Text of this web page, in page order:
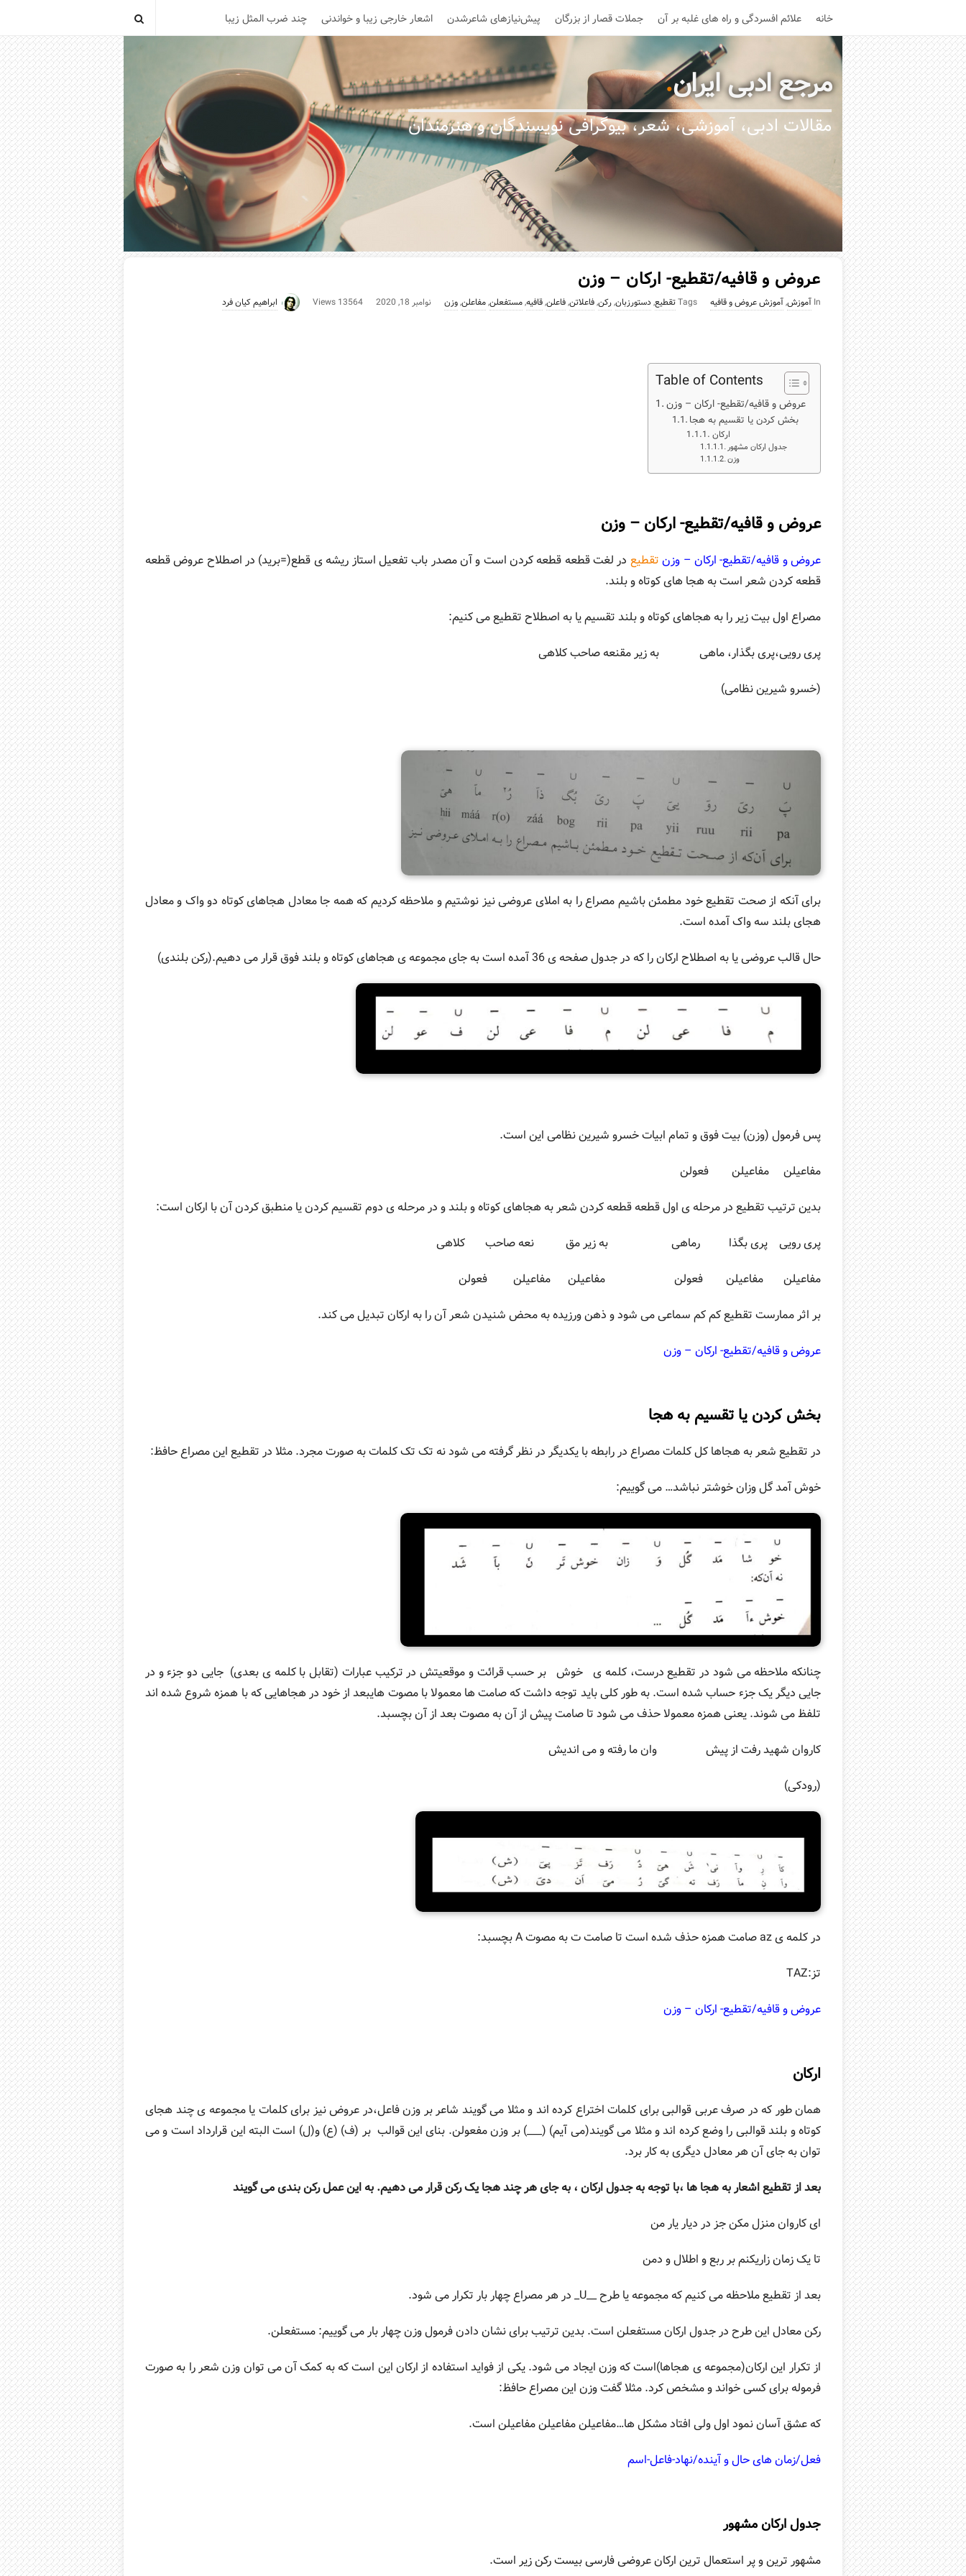
خانه علائم افسردگی و راه های غلبه بر آن جملات قصار از بزرگان پیش‌نیازهای شاعرشدن اشعار خارجی زیبا و خواندنی چند ضرب المثل زیبا
مرجع ادبی ایران.
مقالات ادبی، آموزشی، شعر، بیوگرافی نویسندگان و هنرمندان
عروض و قافیه/تقطیع- ارکان – وزن
In آموزش,آموزش عروض و قافیه Tagsتقطیع,دستورزبان,رکن,فاعلاتن,فاعلن,قافیه,مستفعلن,مفاعلن,وزن نوامبر 18, 2020 13564 Views ابراهیم کیان فرد
Table of Contents
عروض و قافیه/تقطیع- ارکان – وزن
بخش کردن یا تقسیم به هجا
ارکان
جدول ارکان مشهور
وزن
عروض و قافیه/تقطیع- ارکان – وزن
عروض و قافیه/تقطیع- ارکان – وزنتقطیع در لغت قطعه قطعه کردن است و آن مصدر باب تفعیل استاز ریشه ی قطع(=برید) در اصطلاح عروض قطعه
قطعه کردن شعر است به هجا های کوتاه و بلند.
مصراع اول بیت زیر را به هجاهای کوتاه و بلند تقسیم یا به اصطلاح تقطیع می کنیم:
پری رویی،پری بگذار، ماهی به زیر مقنعه صاحب کلاهی
(خسرو شیرین نظامی)
برای آنکه از صحت تقطیع خود مطمئن باشیم مصراع را به املای عروضی نیز نوشتیم و ملاحظه کردیم که همه جا معادل هجاهای کوتاه دو واک و معادل
هجای بلند سه واک آمده است.
حال قالب عروضی یا به اصطلاح ارکان را که در جدول صفحه ی 36 آمده است به جای مجموعه ی هجاهای کوتاه و بلند فوق قرار می دهیم.(رکن بلندی)
پس فرمول (وزن) بیت فوق و تمام ابیات خسرو شیرین نظامی این است.
مفاعیلن مفاعیلن فعولن
بدین ترتیب تقطیع در مرحله ی اول قطعه قطعه کردن شعر به هجاهای کوتاه و بلند و در مرحله ی دوم تقسیم کردن یا منطبق کردن آن با ارکان است:
پری رویی پری بگذا رماهی به زیر مق نعه صاحب کلاهی
مفاعیلن مفاعیلن فعولن مفاعیلن مفاعیلن فعولن
بر اثر ممارست تقطیع کم کم سماعی می شود و ذهن ورزیده به محض شنیدن شعر آن را به ارکان تبدیل می کند.
عروض و قافیه/تقطیع- ارکان – وزن
بخش کردن یا تقسیم به هجا
در تقطیع شعر به هجاها کل کلمات مصراع در رابطه با یکدیگر در نظر گرفته می شود نه تک تک کلمات به صورت مجرد. مثلا در تقطیع این مصراع حافظ:
خوش آمد گل وزان خوشتر نباشد… می گوییم:
چنانکه ملاحظه می شود در تقطیع درست، کلمه ی خوش بر حسب قرائت و موقعیتش در ترکیب عبارات (تقابل با کلمه ی بعدی) جایی دو جزء و در
جایی دیگر یک جزء حساب شده است. به طور کلی باید توجه داشت که صامت ها معمولا با مصوت هایبعد از خود در هجاهایی که با همزه شروع شده اند
تلفظ می شوند. یعنی همزه معمولا حذف می شود تا صامت پیش از آن به مصوت بعد از آن بچسبد.
کاروان شهید رفت از پیش وان ما رفته و می اندیش
(رودکی)
در کلمه ی az صامت همزه حذف شده است تا صامت ت به مصوت A بچسبد:
تز:TAZ
عروض و قافیه/تقطیع- ارکان – وزن
ارکان
همان طور که در صرف عربی قوالبی برای کلمات اختراع کرده اند و مثلا می گویند شاعر بر وزن فاعل،در عروض نیز برای کلمات یا مجموعه ی چند هجای
کوتاه و بلند قوالبی را وضع کرده اند و مثلا می گویند(می آیم) (___) بر وزن مفعولن. بنای این قوالب بر (ف) (ع) و(ل) است البته این قرارداد است و می
توان به جای آن هر معادل دیگری به کار برد.
بعد از تقطیع اشعار به هجا ها ،با توجه به جدول ارکان ، به جای هر چند هجا یک رکن قرار می دهیم. به این عمل رکن بندی می گویند
ای کاروان منزل مکن جز در دیار یار من
تا یک زمان زاریکنم بر ربع و اطلال و دمن
بعد از تقطیع ملاحظه می کنیم که مجموعه یا طرح __U_ در هر مصراع چهار بار تکرار می شود.
رکن معادل این طرح در جدول ارکان مستفعلن است. بدین ترتیب برای نشان دادن فرمول وزن چهار بار می گوییم: مستفعلن.
از تکرار این ارکان(مجموعه ی هجاها)است که وزن ایجاد می شود. یکی از فواید استفاده از ارکان این است که به کمک آن می توان وزن شعر را به صورت
فرموله برای کسی خواند و مشخص کرد. مثلا گفت وزن این مصراع حافظ:
که عشق آسان نمود اول ولی افتاد مشکل ها…مفاعیلن مفاعیلن مفاعیلن است.
فعل/زمان های حال و آینده/نهاد-فاعل-اسم
جدول ارکان مشهور
مشهور ترین و پر استعمال ترین ارکان عروضی فارسی بیست رکن زیر است.